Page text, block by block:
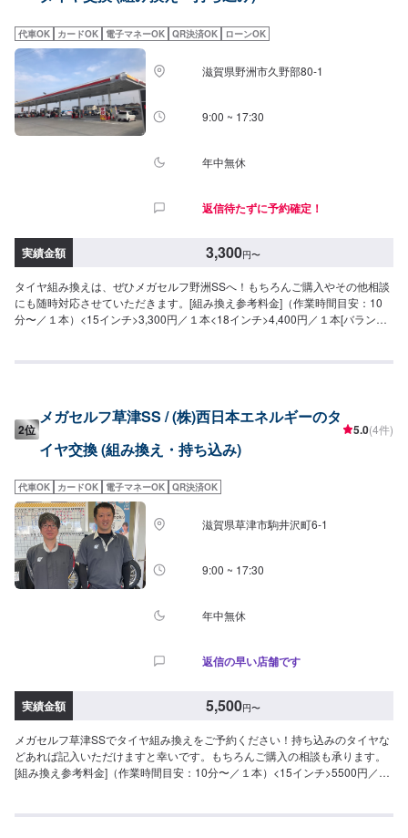
代車OK カードOK 電子マネーOK QR決済OK ローンOK
滋賀県野洲市久野部80-1
9:00 ~ 17:30
年中無休
返信待たずに予約確定！
実績金額 3,300円〜
タイヤ組み換えは、ぜひメガセルフ野洲SSへ！もちろんご購入やその他相談
にも随時対応させていただきます。[組み換え参考料金]（作業時間目安：10
分〜／１本）<15インチ>3,300円／１本<18インチ>4,400円／１本[バランス
2位
メガセルフ草津SS / (株)西日本エネルギーのタ
イヤ交換 (組み換え・持ち込み)
5.0(4件)
代車OK カードOK 電子マネーOK QR決済OK
滋賀県草津市駒井沢町6-1
9:00 ~ 17:30
年中無休
返信の早い店舗です
実績金額 5,500円〜
メガセルフ草津SSでタイヤ組み換えをご予約ください！持ち込みのタイヤな
どあれば記入いただけますと幸いです。もちろんご購入の相談も承ります。
[組み換え参考料金]（作業時間目安：10分〜／１本）<15インチ>5500円／１
もございます。